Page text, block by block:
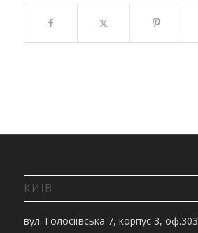
КИЇВ
вул. Голосіївська 7, корпус 3, оф.303